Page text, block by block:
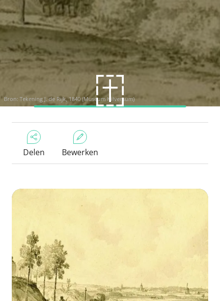
Bron: Tekening J. de Rijk, 1840 (Museum Hilversum)
Delen Bewerken